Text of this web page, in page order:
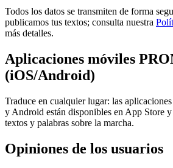
Todos los datos se transmiten de forma
publicamos tus textos; consulta nuestra
más detalles.
Aplicaciones móviles
(iOS/Android)
Traduce en cualquier lugar: las
y Android están disponibles en App Store
textos y palabras sobre la marcha.
Opiniones de los usuarios